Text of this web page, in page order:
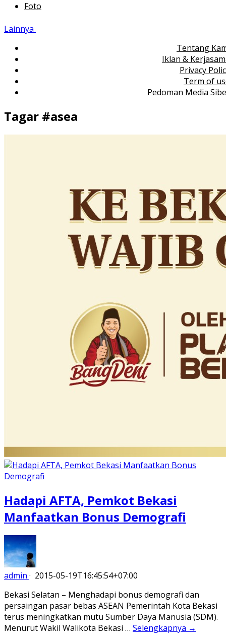
Foto
Lainnya
Tentang
Iklan &
Privacy
Term of
Pedoman Media
Tagar #asea
Hadapi AFTA, Pemkot Bekasi
Manfaatkan Bonus Demografi
admin · 2015-05-19T16:45:54+07:00
Bekasi Selatan – Menghadapi bonus demografi dan
persaingan pasar bebas ASEAN Pemerintah Kota Bekasi
terus meningkatkan mutu Sumber Daya Manusia (SDM).
Menurut Wakil Walikota Bekasi … Selengkapnya →